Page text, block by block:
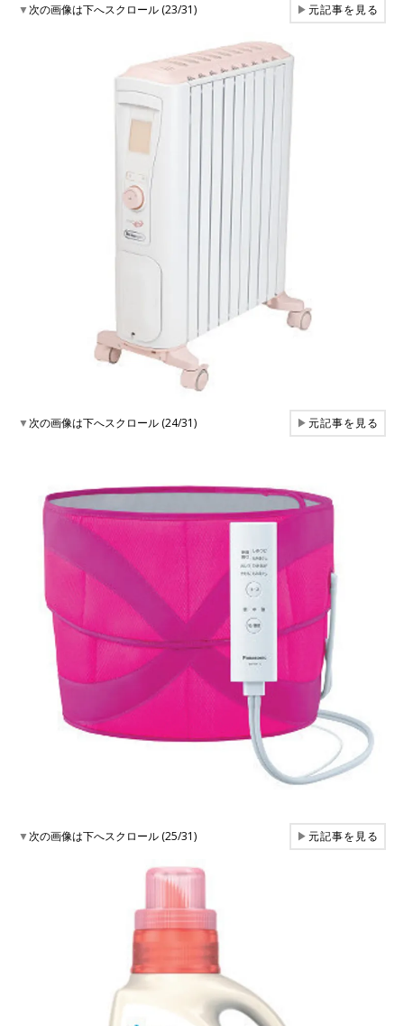
▼次の画像は下へスクロール (23/31) ▶元記事を見る
▼次の画像は下へスクロール (24/31) ▶元記事を見る
▼次の画像は下へスクロール (25/31) ▶元記事を見る